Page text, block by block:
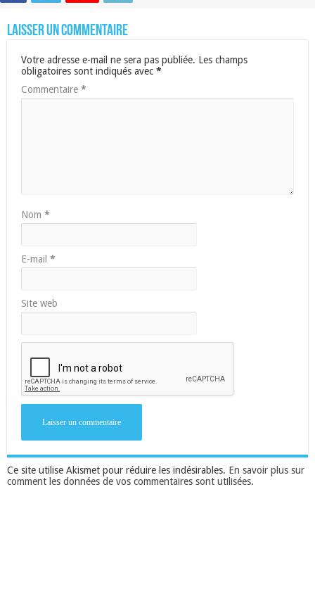
Laisser un commentaire
Votre adresse e-mail ne sera pas publiée. Les champs
obligatoires sont indiqués avec *
Commentaire *
Nom *
E-mail *
Site web
Ce site utilise Akismet pour réduire les indésirables. En savoir plus sur
comment les données de vos commentaires sont utilisées.